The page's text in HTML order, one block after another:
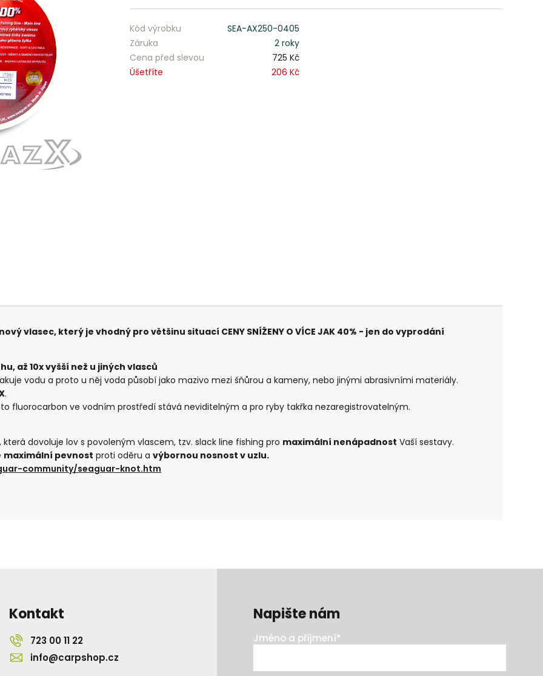
Kód výrobku
SEA-AX250-0405
Záruka
2 roky
Cena před slevou
725 Kč
Úšetříte
206 Kč
vlasec, který je vhodný pro většinu situací CENY SNÍŽENY O VÍCE JAK 40% - jen do vyprodání
až 10x vyšší než u jiných vlasců
vodu a proto u něj voda působí jako mazivo mezi šňůrou a kameny, nebo jinými abrasivními materiály.
.
fluorocarbon ve vodním prostředí stává neviditelným a pro ryby takřka nezaregistrovatelným.
dovoluje lov s povoleným vlascem, tzv. slack line fishing pro maximální nenápadnost Vaší sestavy.
maximální pevnost proti oděru avýbornou nosnost v uzlu.
community/seaguar-knot.htm
Kontakt
723 00 11 22
info@carpshop.cz
Napište nám
Jméno a příjmení*